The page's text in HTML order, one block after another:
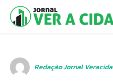
Redação Jornal